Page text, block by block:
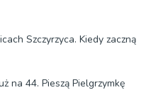
Szczyrzyca. Kiedy zaczną
na 44. Pieszą Pielgrzymkę